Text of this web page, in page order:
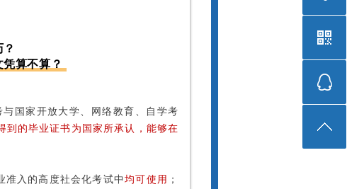
算不算？
国家开放大学、网络教育、自学考
到的毕业证书为国家所承认，能够在
准入的高度社会化考试中均可使用 ；